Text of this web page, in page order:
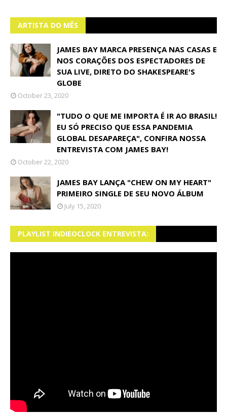
ARTISTA DO MÊS
JAMES BAY MARCA PRESENÇA NAS CASAS E
NOS CORAÇÕES DOS ESPECTADORES DE
SUA LIVE, DIRETO DO SHAKESPEARE'S
GLOBE
October 23, 2020
"TUDO O QUE ME IMPORTA É IR AO BRASIL!
EU SÓ PRECISO QUE ESSA PANDEMIA
GLOBAL DESAPAREÇA", CONFIRA NOSSA
ENTREVISTA COM JAMES BAY!
October 22, 2020
JAMES BAY LANÇA "CHEW ON MY HEART"
PRIMEIRO SINGLE DE SEU NOVO ÁLBUM
July 15, 2020
PLAYLIST INDIEOCLOCK ENTREVISTA: